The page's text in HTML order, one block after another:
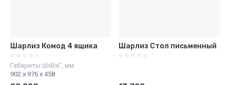
Шарлиз Комод 4 ящика
Габариты ШхВхГ, мм
902 х 976 х 458
Шарлиз Стол письменный